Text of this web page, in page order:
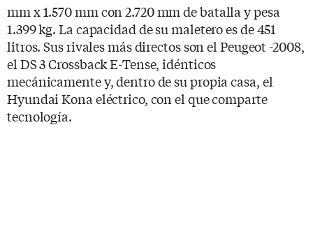
mm x 1.570 mm con 2.720 mm de batalla y pesa
1.399 kg. La capacidad de su maletero es de 451
litros. Sus rivales más directos son el Peugeot -2008,
el DS 3 Crossback E-Tense, idénticos
mecánicamente y, dentro de su propia casa, el
Hyundai Kona eléctrico, con el que comparte
tecnología.